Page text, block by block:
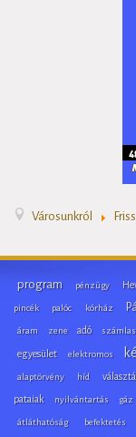
Városunkról
program pénzügy
pincék palóc kórház
áram zene adó
egyesület elektromos
alaptörvény híd
pataiak nyilvántartás gáz
átláthatóság befektetés